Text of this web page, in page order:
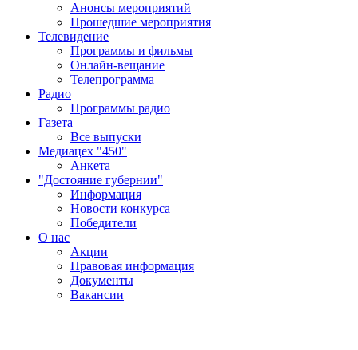
Анонсы мероприятий
Прошедшие мероприятия
Телевидение
Программы и фильмы
Онлайн-вещание
Телепрограмма
Радио
Программы радио
Газета
Все выпуски
Медиацех "450"
Анкета
"Достояние губернии"
Информация
Новости конкурса
Победители
О нас
Акции
Правовая информация
Документы
Вакансии